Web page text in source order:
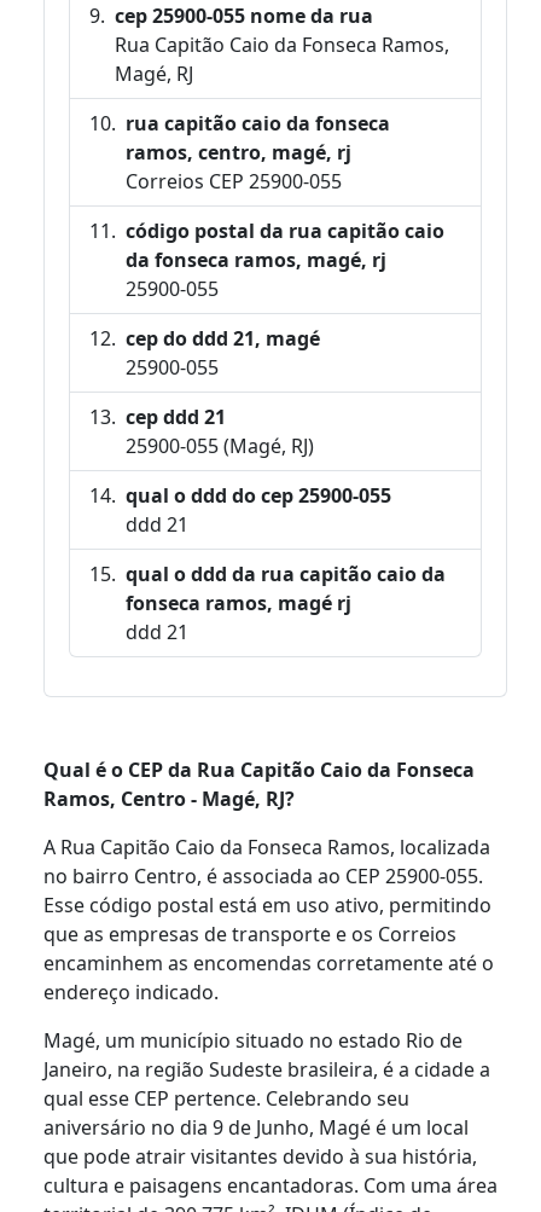
cep 25900-055 nome da rua
Rua Capitão Caio da Fonseca Ramos,
Magé, RJ
rua capitão caio da fonseca
ramos, centro, magé, rj
Correios CEP 25900-055
código postal da rua capitão caio
da fonseca ramos, magé, rj
25900-055
cep do ddd 21, magé
25900-055
cep ddd 21
25900-055 (Magé, RJ)
qual o ddd do cep 25900-055
ddd 21
qual o ddd da rua capitão caio da
fonseca ramos, magé rj
ddd 21
Qual é o CEP da Rua Capitão Caio da Fonseca
Ramos, Centro - Magé, RJ?
A Rua Capitão Caio da Fonseca Ramos, localizada
no bairro Centro, é associada ao CEP 25900-055.
Esse código postal está em uso ativo, permitindo
que as empresas de transporte e os Correios
encaminhem as encomendas corretamente até o
endereço indicado.
Magé, um município situado no estado Rio de
Janeiro, na região Sudeste brasileira, é a cidade a
qual esse CEP pertence. Celebrando seu
aniversário no dia 9 de Junho, Magé é um local
que pode atrair visitantes devido à sua história,
cultura e paisagens encantadoras. Com uma área